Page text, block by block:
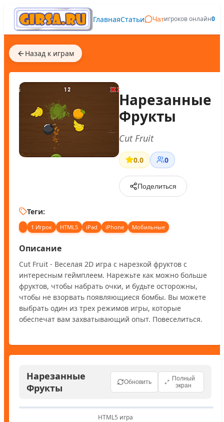
ГлавнаяСтатьи Чатигроков онлайн0
Назад к играм
Нарезанные
Фрукты
Cut Fruit
0.0 0
Поделиться
Теги:
1 Игрок HTML5 iPad iPhone Мобильные
Описание
Cut Fruit - Веселая 2D игра с нарезкой фруктов с
интересным геймплеем. Нарежьте как можно больше
фруктов, чтобы набрать очки, и будьте осторожны,
чтобы не взорвать появляющиеся бомбы. Вы можете
выбрать один из трех режимов игры, которые
обеспечат вам захватывающий опыт. Повеселиться.
Нарезанные
Фрукты
Обновить
Полный
экран
HTML5 игра